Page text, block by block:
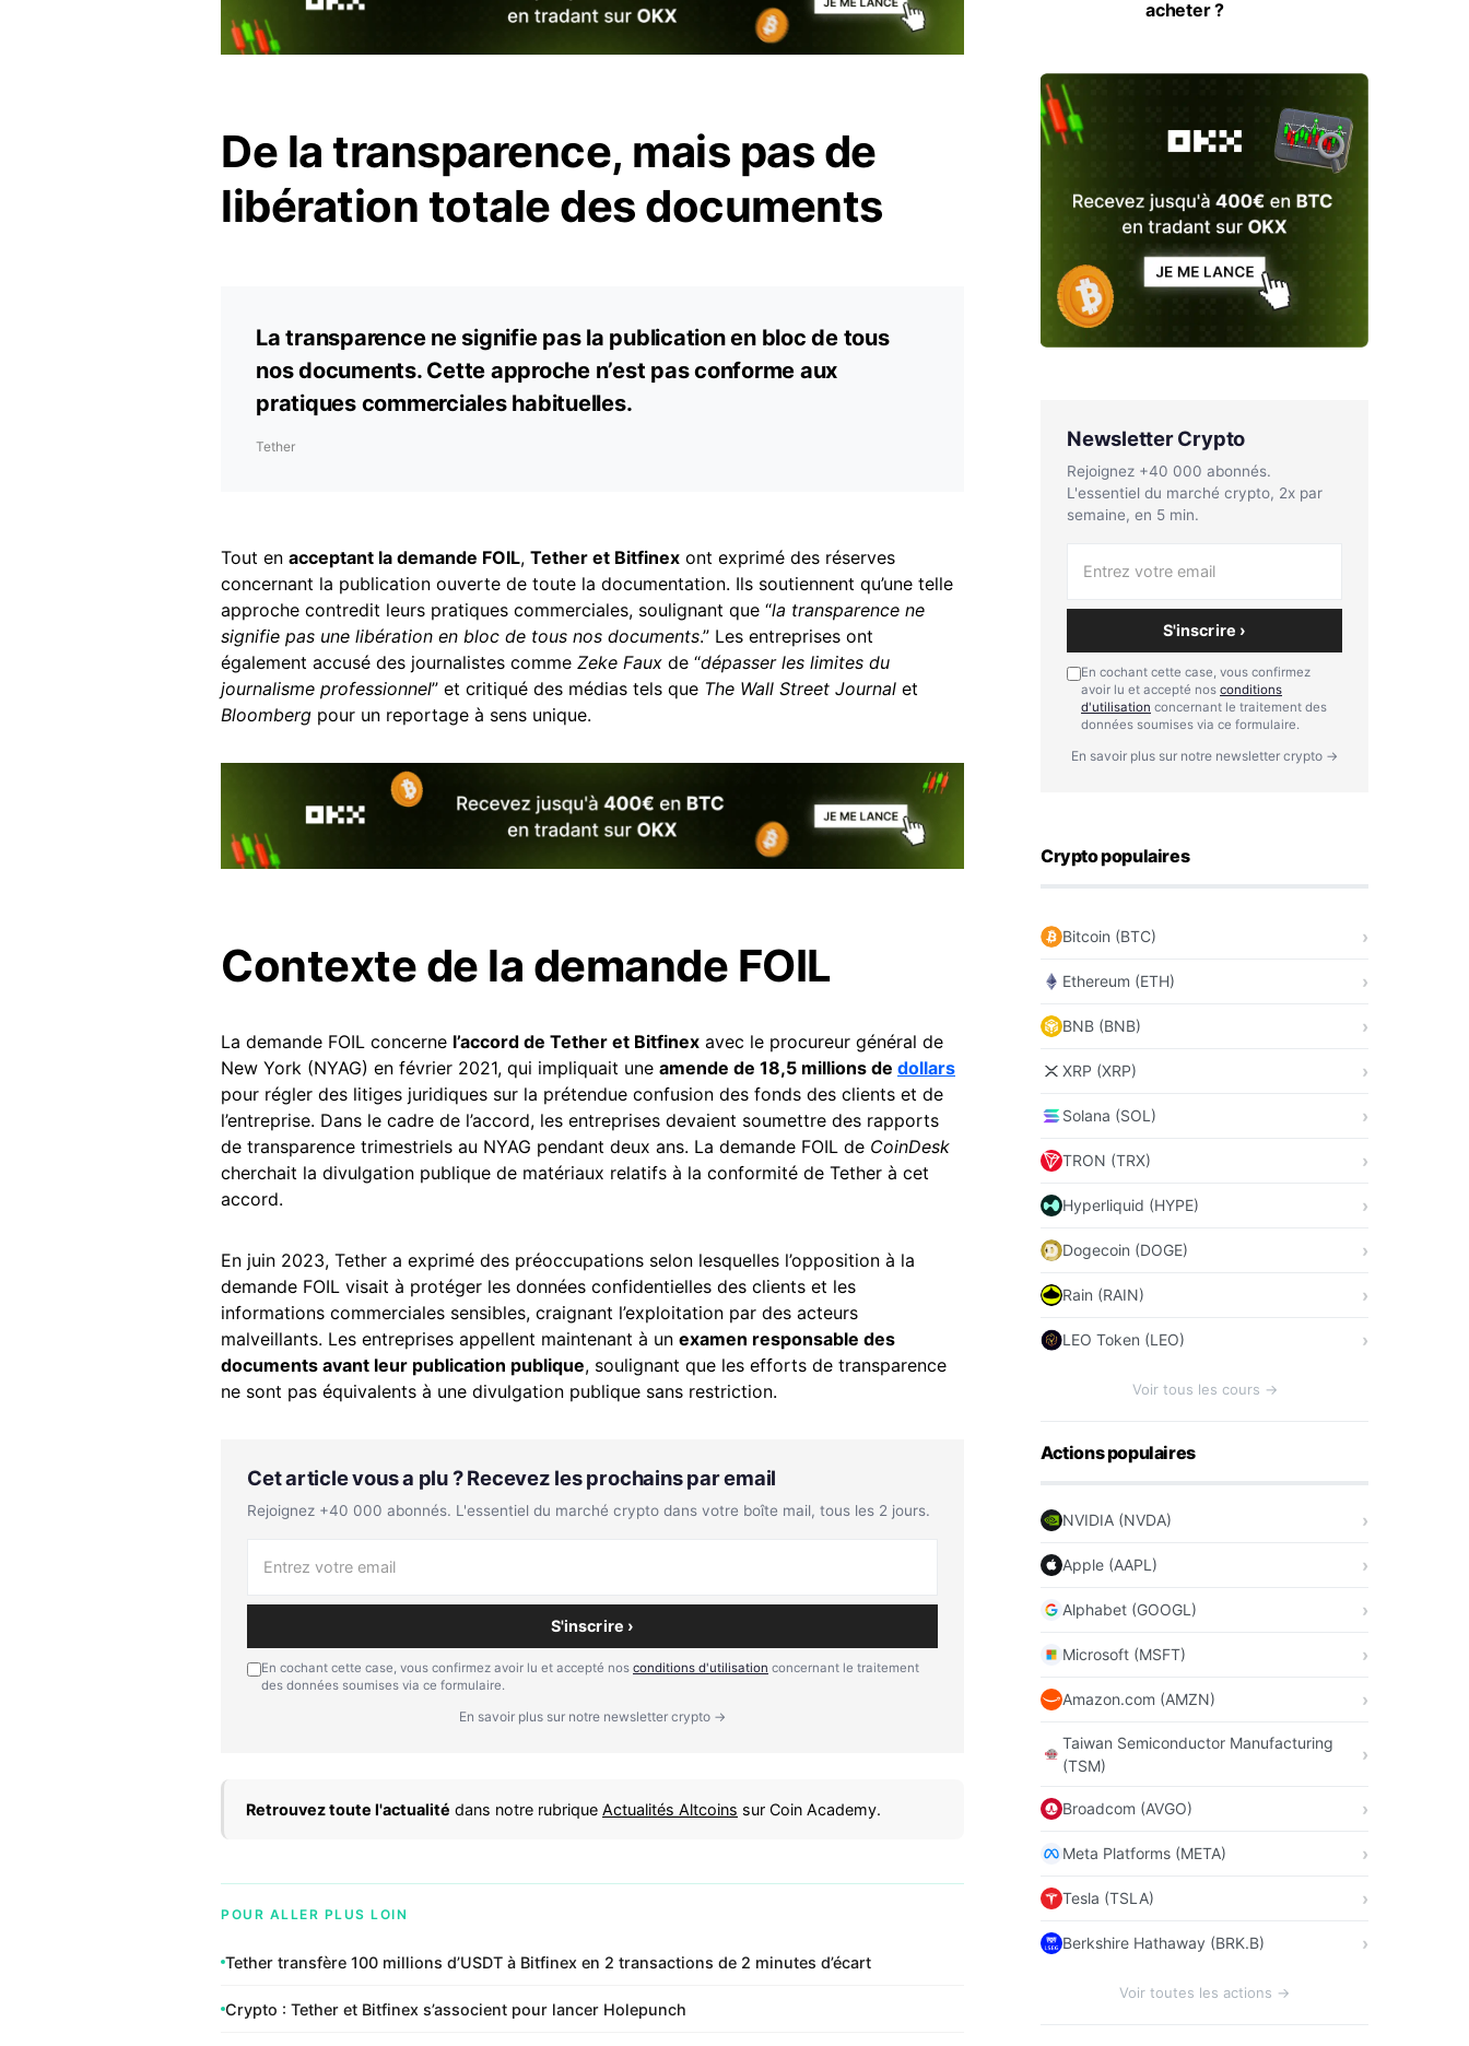
De la transparence, mais pas de
libération totale des documents
La transparence ne signifie pas la publication en bloc de tous
nos documents. Cette approche n’est pas conforme aux
pratiques commerciales habituelles.
Tether
Tout en acceptant la demande FOIL, Tether et Bitfinex ont exprimé des réserves
concernant la publication ouverte de toute la documentation. Ils soutiennent qu’une telle
approche contredit leurs pratiques commerciales, soulignant que “la transparence ne
signifie pas une libération en bloc de tous nos documents.” Les entreprises ont
également accusé des journalistes comme Zeke Faux de “dépasser les limites du
journalisme professionnel” et critiqué des médias tels que The Wall Street Journal et
Bloomberg pour un reportage à sens unique.
Contexte de la demande FOIL
La demande FOIL concerne l’accord de Tether et Bitfinex avec le procureur général de
New York (NYAG) en février 2021, qui impliquait une amende de 18,5 millions de dollars
pour régler des litiges juridiques sur la prétendue confusion des fonds des clients et de
l’entreprise. Dans le cadre de l’accord, les entreprises devaient soumettre des rapports
de transparence trimestriels au NYAG pendant deux ans. La demande FOIL de CoinDesk
cherchait la divulgation publique de matériaux relatifs à la conformité de Tether à cet
accord.
En juin 2023, Tether a exprimé des préoccupations selon lesquelles l’opposition à la
demande FOIL visait à protéger les données confidentielles des clients et les
informations commerciales sensibles, craignant l’exploitation par des acteurs
malveillants. Les entreprises appellent maintenant à un examen responsable des
documents avant leur publication publique, soulignant que les efforts de transparence
ne sont pas équivalents à une divulgation publique sans restriction.
Cet article vous a plu ? Recevez les prochains par email
Rejoignez +40 000 abonnés. L'essentiel du marché crypto dans votre boîte mail, tous les 2 jours.
S'inscrire ›
En cochant cette case, vous confirmez avoir lu et accepté nos conditions d'utilisation concernant le traitement
des données soumises via ce formulaire.
En savoir plus sur notre newsletter crypto →
Retrouvez toute l'actualité dans notre rubrique Actualités Altcoins sur Coin Academy.
POUR ALLER PLUS LOIN
Tether transfère 100 millions d’USDT à Bitfinex en 2 transactions de 2 minutes d’écart
Crypto : Tether et Bitfinex s’associent pour lancer Holepunch
acheter ?
Newsletter Crypto
Rejoignez +40 000 abonnés.
L'essentiel du marché crypto, 2x par
semaine, en 5 min.
S'inscrire ›
En cochant cette case, vous confirmez
avoir lu et accepté nos conditions
d'utilisation concernant le traitement des
données soumises via ce formulaire.
En savoir plus sur notre newsletter crypto →
Crypto populaires
Bitcoin (BTC)
Ethereum (ETH)
BNB (BNB)
XRP (XRP)
Solana (SOL)
TRON (TRX)
Hyperliquid (HYPE)
Dogecoin (DOGE)
Rain (RAIN)
LEO Token (LEO)
Voir tous les cours →
Actions populaires
NVIDIA (NVDA)
Apple (AAPL)
Alphabet (GOOGL)
Microsoft (MSFT)
Amazon.com (AMZN)
Taiwan Semiconductor Manufacturing
(TSM)
Broadcom (AVGO)
Meta Platforms (META)
Tesla (TSLA)
Berkshire Hathaway (BRK.B)
Voir toutes les actions →